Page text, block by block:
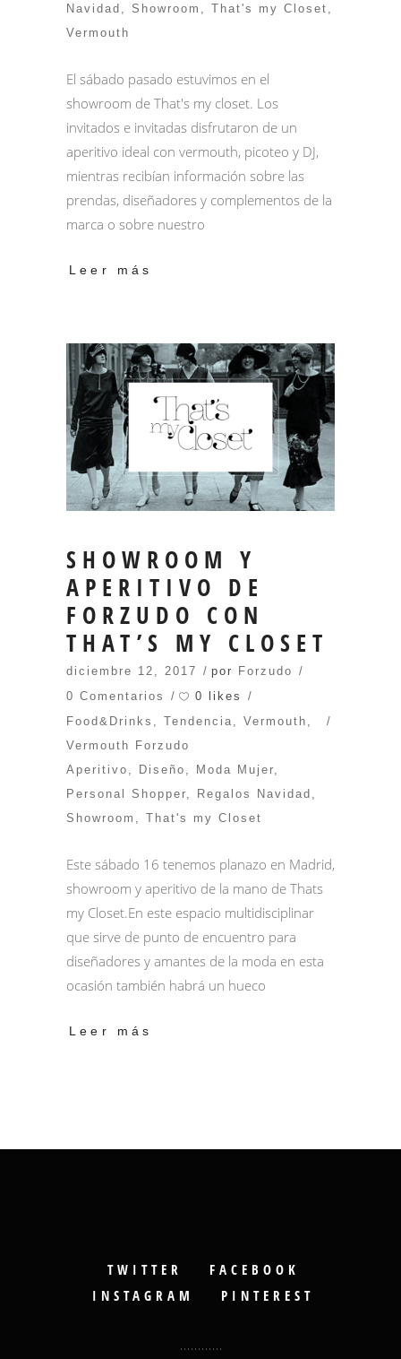
Navidad
Showroom That's my Closet
Vermouth
El sábado pasado estuvimos en el
showroom de That's my closet. Los
invitados e invitadas disfrutaron de un
aperitivo ideal con vermouth, picoteo y DJ,
mientras recibían información sobre las
prendas, diseñadores y complementos de la
marca o sobre nuestro
Leer más
SHOWROOM Y
APERITIVO DE
FORZUDO CON
THAT’S MY CLOSET
diciembre 12, 2017 por Forzudo
0 Comentarios
0 likes
Food&Drinks
Tendencia Vermouth
Vermouth Forzudo
Aperitivo
Diseño Moda Mujer
Personal Shopper
Regalos Navidad
Showroom
That's my Closet
Este sábado 16 tenemos planazo en Madrid,
showroom y aperitivo de la mano de Thats
my Closet.En este espacio multidisciplinar
que sirve de punto de encuentro para
diseñadores y amantes de la moda en esta
ocasión también habrá un hueco
Leer más
TWITTER
FACEBOOK
INSTAGRAM
PINTEREST